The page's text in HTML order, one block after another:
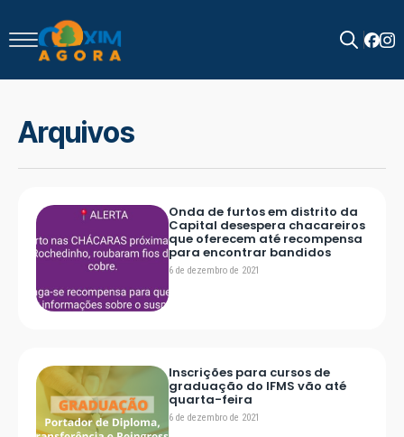
for:
Arquivos
Onda de furtos em distrito da
Capital desespera chacareiros
que oferecem até recompensa
para encontrar bandidos
6 de dezembro de 2021
Inscrições para cursos de
graduação do IFMS vão até
quarta-feira
6 de dezembro de 2021